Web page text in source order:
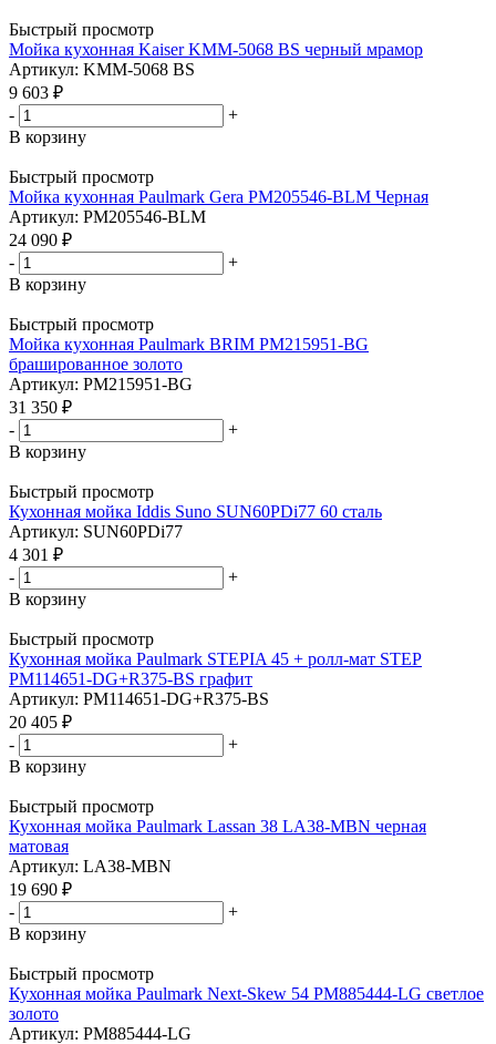
Быстрый просмотр
Мойка кухонная Kaiser KMM-5068 BS черный мрамор
Артикул: KMM-5068 BS
9 603 ₽
-
+
В корзину
Быстрый просмотр
Мойка кухонная Paulmark Gera PM205546-BLM Черная
Артикул: PM205546-BLM
24 090 ₽
-
+
В корзину
Быстрый просмотр
Мойка кухонная Paulmark BRIM PM215951-BG
брашированное золото
Артикул: PM215951-BG
31 350 ₽
-
+
В корзину
Быстрый просмотр
Кухонная мойка Iddis Suno SUN60PDi77 60 сталь
Артикул: SUN60PDi77
4 301 ₽
-
+
В корзину
Быстрый просмотр
Кухонная мойка Paulmark STEPIA 45 + ролл-мат STEP
PM114651-DG+R375-BS графит
Артикул: PM114651-DG+R375-BS
20 405 ₽
-
+
В корзину
Быстрый просмотр
Кухонная мойка Paulmark Lassan 38 LA38-MBN черная
матовая
Артикул: LA38-MBN
19 690 ₽
-
+
В корзину
Быстрый просмотр
Кухонная мойка Paulmark Next-Skew 54 PM885444-LG светлое
золото
Артикул: PM885444-LG